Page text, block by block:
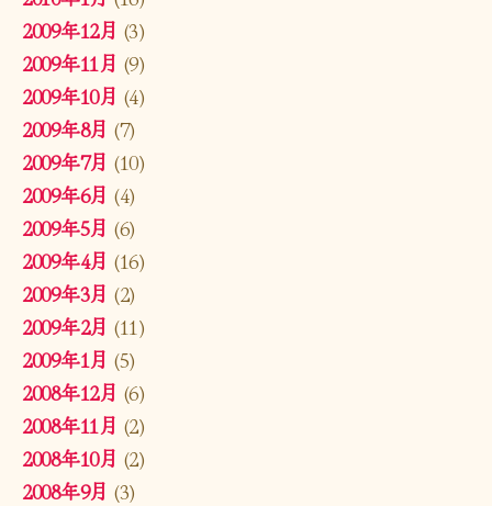
2009年12月 (3)
2009年11月 (9)
2009年10月 (4)
2009年8月 (7)
2009年7月 (10)
2009年6月 (4)
2009年5月 (6)
2009年4月 (16)
2009年3月 (2)
2009年2月 (11)
2009年1月 (5)
2008年12月 (6)
2008年11月 (2)
2008年10月 (2)
2008年9月 (3)